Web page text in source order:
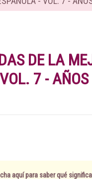
DE LA
7 -
aquí para saber qué